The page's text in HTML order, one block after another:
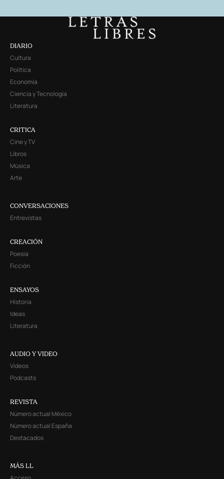
DIARIO
Cultura
Política
Economía
Ciencia y Tecnología
Literatura
CRITICA
Cine y TV
Libros
Música
Arte
CONVERSACIONES
Entrevistas
CREACIÓN
Poesía
Ficción
ENSAYOS
Historia
Ideas
Literatura
AUDIO Y VIDEO
Videos
Podcasts
REVISTA
Número actual México
Número actual España
Destacados
MÁS LL